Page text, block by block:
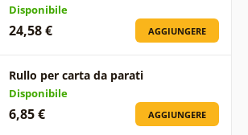
Disponibile
24,58 € AGGIUNGERE
Rullo per carta da parati
Disponibile
6,85 € AGGIUNGERE